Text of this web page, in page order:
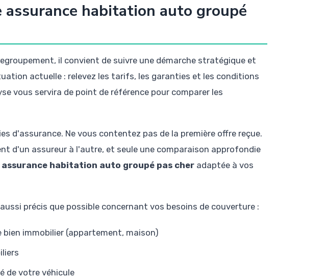
habitation auto groupé
il convient de suivre une démarche stratégique et
actuelle : relevez les tarifs, les garanties et les conditions
vous servira de point de référence pour comparer les
d'assurance. Ne vous contentez pas de la première offre reçue.
d'un assureur à l'autre, et seule une comparaison approfondie
assurance habitation auto groupé pas cher adaptée à vos
précis que possible concernant vos besoins de couverture :
immobilier (appartement, maison)
de votre véhicule